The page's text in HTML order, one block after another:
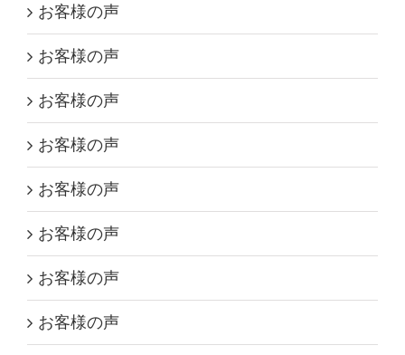
お客様の声
お客様の声
お客様の声
お客様の声
お客様の声
お客様の声
お客様の声
お客様の声